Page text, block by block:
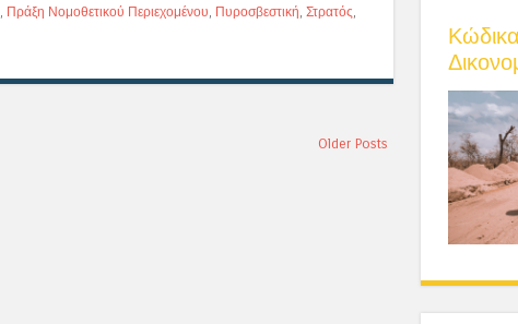
, Πράξη Νομοθετικού Περιεχομένου, Πυροσβεστική, Στρατός,
Older Posts